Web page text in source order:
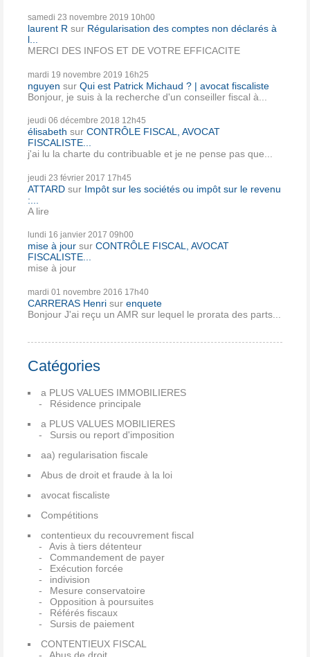
samedi 23 novembre 2019 10h00
laurent R sur Régularisation des comptes non déclarés à
l...
MERCI DES INFOS ET DE VOTRE EFFICACITE
mardi 19 novembre 2019 16h25
nguyen sur Qui est Patrick Michaud ? | avocat fiscaliste
Bonjour, je suis à la recherche d'un conseiller fiscal à...
jeudi 06 décembre 2018 12h45
élisabeth sur CONTRÔLE FISCAL, AVOCAT
FISCALISTE...
j'ai lu la charte du contribuable et je ne pense pas que...
jeudi 23 février 2017 17h45
ATTARD sur Impôt sur les sociétés ou impôt sur le revenu
:...
A lire
lundi 16 janvier 2017 09h00
mise à jour sur CONTRÔLE FISCAL, AVOCAT
FISCALISTE...
mise à jour
mardi 01 novembre 2016 17h40
CARRERAS Henri sur enquete
Bonjour J'ai reçu un AMR sur lequel le prorata des parts...
Catégories
a PLUS VALUES IMMOBILIERES
Résidence principale
a PLUS VALUES MOBILIERES
Sursis ou report d'imposition
aa) regularisation fiscale
Abus de droit et fraude à la loi
avocat fiscaliste
Compétitions
contentieux du recouvrement fiscal
Avis à tiers détenteur
Commandement de payer
Exécution forcée
indivision
Mesure conservatoire
Opposition à poursuites
Référés fiscaux
Sursis de paiement
CONTENTIEUX FISCAL